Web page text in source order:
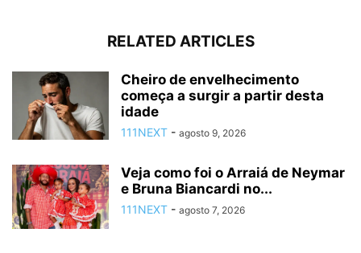
RELATED ARTICLES
Cheiro de envelhecimento
começa a surgir a partir desta
idade
111NEXT - agosto 9, 2026
Veja como foi o Arraiá de Neymar
e Bruna Biancardi no...
111NEXT - agosto 7, 2026